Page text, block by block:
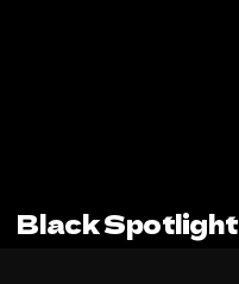
Black Spotlight